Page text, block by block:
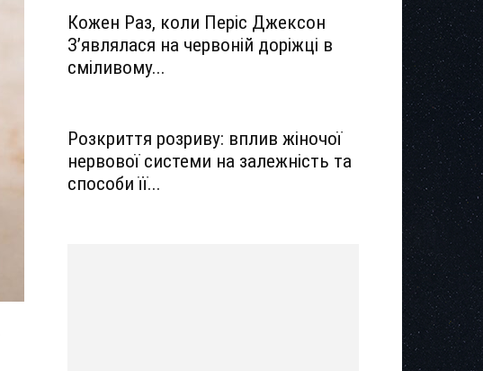
Кожен Раз, коли Періс Джексон
З’являлася на червоній доріжці в
сміливому...
Розкриття розриву: вплив жіночої
нервової системи на залежність та
способи її...